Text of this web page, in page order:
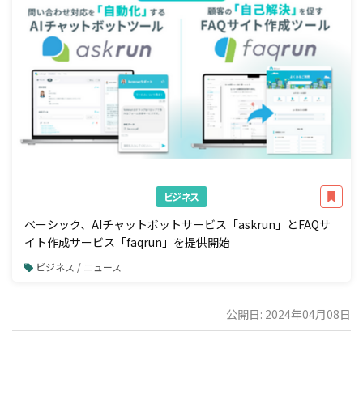
ビジネス
ベーシック、AIチャットボットサービス「askrun」とFAQサ
イト作成サービス「faqrun」を提供開始
ビジネス / ニュース
公開日: 2024年04月08日